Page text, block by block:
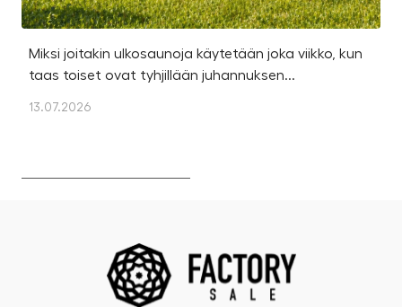
Miksi joitakin ulkosaunoja käytetään joka viikko, kun
taas toiset ovat tyhjillään juhannuksen...
13.07.2026